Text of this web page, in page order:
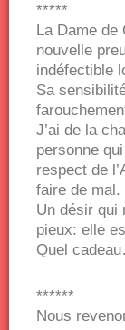
*****
La Dame de
nouvelle
indéfectible
Sa
J’ai de la
personne
respect de
faire de mal.
Un désir qui
pieux: elle
Quel
******
Nous